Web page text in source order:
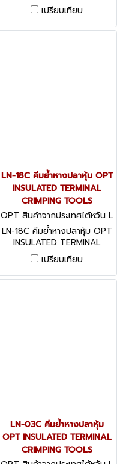
CRIMPING TOOLS
เปรียบเทียบ
LN-18C คีมย้ำหางปลาหุ้ม OPT
INSULATED TERMINAL
CRIMPING TOOLS
OPT สินค้าจากประเทศไต้หวัน L
N-18C
LN-18C คีมย้ำหางปลาหุ้ม OPT
INSULATED TERMINAL
CRIMPING TOOLS
เปรียบเทียบ
LN-03C คีมย้ำหางปลาหุ้ม
OPT INSULATED TERMINAL
CRIMPING TOOLS